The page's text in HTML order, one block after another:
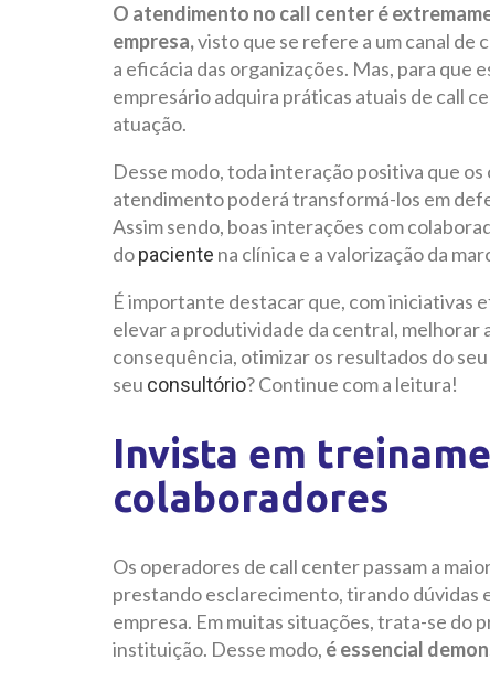
O atendimento no call center é
empresa,visto que se refere a um canal de
a eficácia das organizações. Mas, para que
empresário adquira práticas atuais de call
atuação.
Desse modo, toda interação positiva que
atendimento poderá transformá-los em
Assim sendo, boas interações com
dopaciente na clínica e a valorização da
É importante destacar que, com iniciativas
elevar a produtividade da central, melhorar
consequência, otimizar os resultados do
seu consultório? Continue com a leitura!
Invista em
colaboradores
Os operadores de call center passam a
prestando esclarecimento, tirando dúvidas
empresa. Em muitas situações, trata-se do
instituição. Desse modo, é essencial